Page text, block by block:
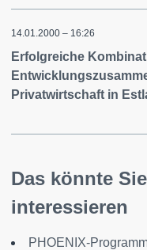
14.01.2000 – 16:26
Erfolgreiche
Privatwirtschaft in
Das könnte
interessieren
PHOENIX-